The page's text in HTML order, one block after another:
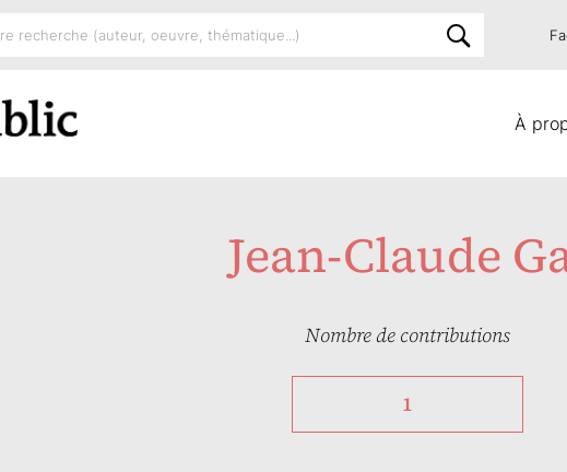
À
Jean-Claude
Nombre de contributions
1